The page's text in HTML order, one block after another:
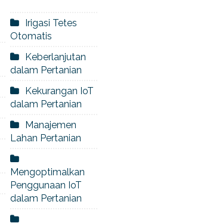
Irigasi Tetes
Otomatis
Keberlanjutan
dalam Pertanian
Kekurangan IoT
dalam Pertanian
Manajemen
Lahan Pertanian
Mengoptimalkan
Penggunaan IoT
dalam Pertanian